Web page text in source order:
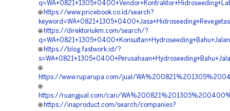
🌐 https://www.pricebook.co.id/search?
🌐 https://direktoriukm.com/search/?
🌐 https://blog.fastwork.id/?
🌐
https://www.ruparupa.com/jual/
🌐
https://ruangjual.com/cari/
🌐 https://inaproduct.com/search/companies?